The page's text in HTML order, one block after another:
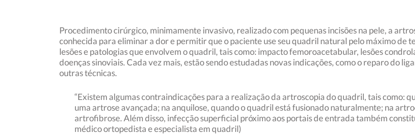
Procedimento cirúrgico, minimamente invasivo, realizado com pequenas incisões na pele, a
conhecida para eliminar a dor e permitir que o paciente use seu quadril natural pelo máximo de
lesões e patologias que envolvem o quadril, tais como: impacto femoroacetabular, lesões
doenças sinoviais. Cada vez mais, estão sendo estudadas novas indicações, como o reparo do
outras técnicas.
“Existem algumas contraindicações para a realização da artroscopia do quadril, tais como:
uma artrose avançada; na anquilose, quando o quadril está fusionado naturalmente; na
artrofibrose. Além disso, infecção superficial próximo aos portais de entrada também
médico ortopedista e especialista em quadril)